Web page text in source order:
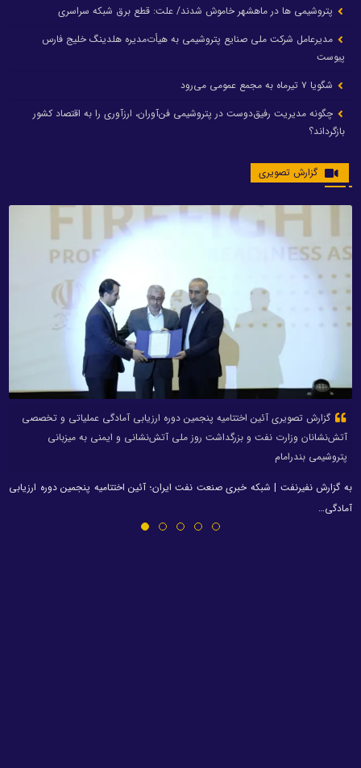
پتروشیمی ها در ماهشهر خاموش شدند/ علت: قطع برق شبکه سراسری
مدیرعامل شرکت ملی صنایع پتروشیمی به هیأت‌مدیره هلدینگ خلیج فارس
پیوست
شگویا ۷ تیرماه به مجمع عمومی می‌رود
چگونه مدیریت رفیق‌دوست در پتروشیمی فن‌آوران، ارزآوری را به اقتصاد کشور
بازگرداند؟
گزارش تصویری
گزارش تصویری آئین اختتامیه پنجمین دوره ارزیابی آمادگی عملیاتی و تخصصی
آتش‌نشانان وزارت نفت و بزرگداشت روز ملی آتش‌نشانی و ایمنی به میزبانی
پتروشیمی بندرامام
به گزارش نفیرنفت | شبکه خبری صنعت نفت ایران؛ آئین اختتامیه پنجمین دوره ارزیابی
آمادگی…